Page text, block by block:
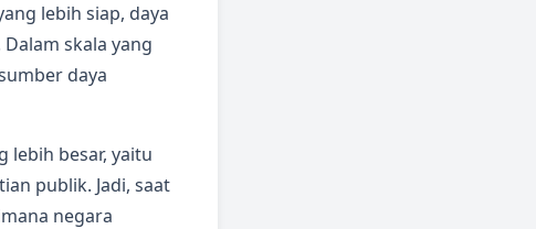
lebih siap, daya
skala yang
daya
lebih besar, yaitu
publik. Jadi, saat
negara